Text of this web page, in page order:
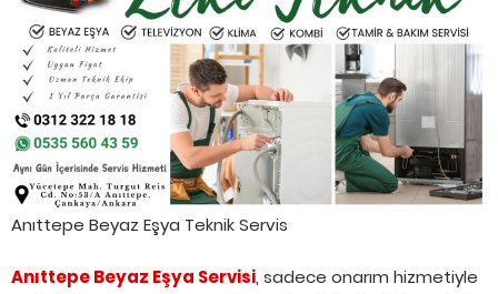
Anıttepe Beyaz Eşya Teknik Servis
Anıttepe Beyaz Eşya Servisi, sadece onarım hizmetiyle